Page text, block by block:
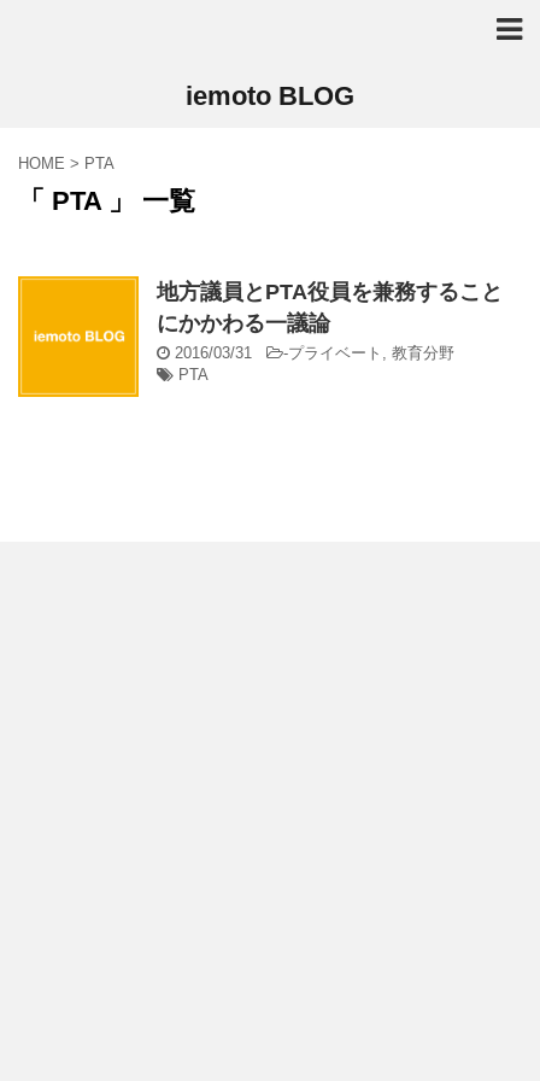
iemoto BLOG
HOME > PTA
「 PTA 」 一覧
地方議員とPTA役員を兼務すること
にかかわる一議論
2016/03/31 -プライベート , 教育分野
PTA